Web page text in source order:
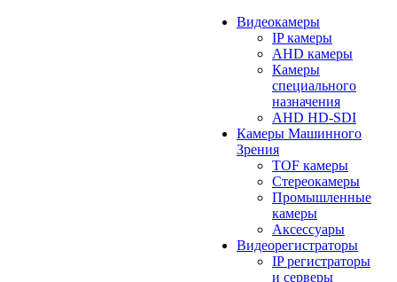
Видеокамеры
IP камеры
AHD камеры
Камеры
специального
назначения
AHD HD-SDI
Камеры Машинного
Зрения
TOF камеры
Стереокамеры
Промышленные
камеры
Аксессуары
Видеорегистраторы
IP регистраторы
и серверы